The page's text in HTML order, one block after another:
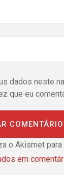
dados neste
que eu
o Akismet para
em